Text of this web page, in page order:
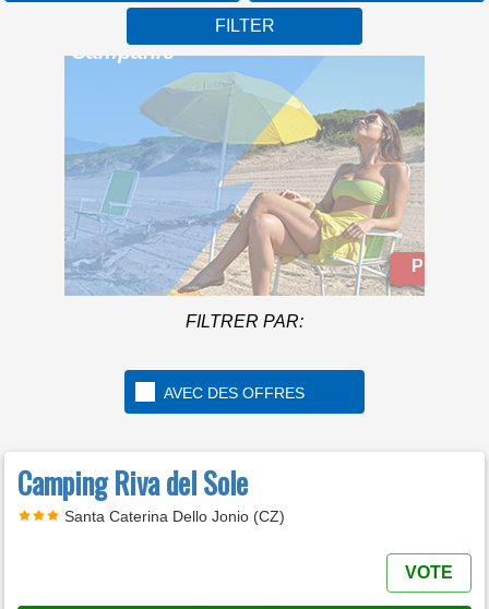
FILTER
Camping Baia Domizia
Campanie
Adomiziavec une plage de
plus de 1 km, dans le
cadre splendide du golfe
Plus d'Infos
FILTRER PAR:
AVEC DES OFFRES
Camping Riva del Sole
Santa Caterina Dello Jonio (CZ)
VOTE